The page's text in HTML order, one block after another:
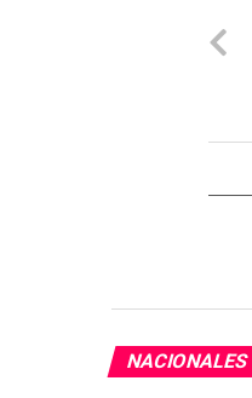
NACIONALES